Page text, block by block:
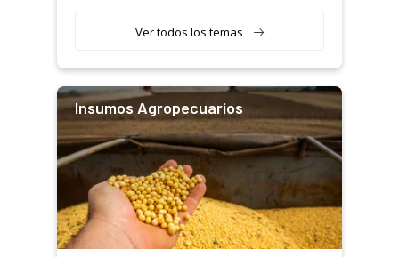
Ver todos los temas
Insumos Agropecuarios